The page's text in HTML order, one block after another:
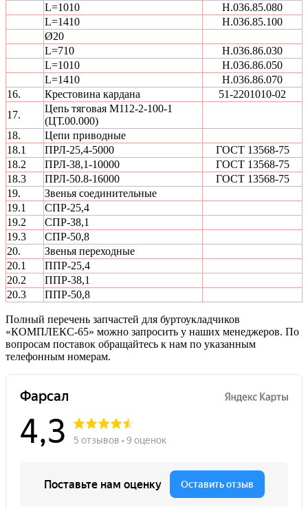
L=1010
Н.036.85.080
L=1410
Н.036.85.100
Ø20
L=710
Н.036.86.030
L=1010
Н.036.86.050
L=1410
Н.036.86.070
16.
Крестовина кардана
51-2201010-02
17.
Цепь тяговая М112-2-100-1
(ЦТ.00.000)
18.
Цепи приводные
18.1
ПРЛ-25,4-5000
ГОСТ 13568-75
18.2
ПРЛ-38,1-10000
ГОСТ 13568-75
18.3
ПРЛ-50.8-16000
ГОСТ 13568-75
19.
Звенья соединительные
19.1
СПР-25,4
19.2
СПР-38,1
19.3
СПР-50,8
20.
Звенья переходные
20.1
ППР-25,4
20.2
ППР-38,1
20.3
ППР-50,8
Полный перечень запчастей для буртоукладчиков
«КОМПЛЕКС-65» можно запросить у наших менеджеров. По
вопросам поставок обращайтесь к нам по указанным
телефонным номерам.